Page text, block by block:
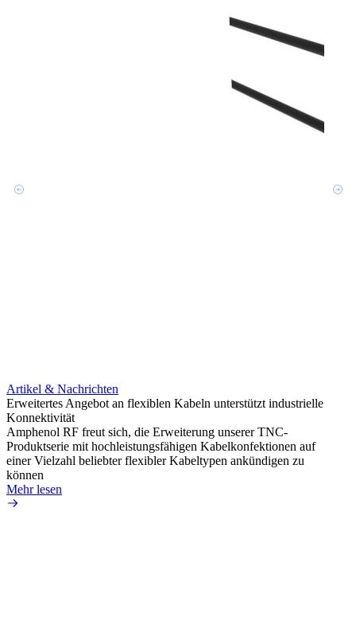
Artikel & Nachrichten
Erweitertes Angebot an flexiblen Kabeln unterstützt industrielle
Konnektivität
Amphenol RF freut sich, die Erweiterung unserer TNC-
Produktserie mit hochleistungsfähigen Kabelkonfektionen auf
einer Vielzahl beliebter flexibler Kabeltypen ankündigen zu
können
Mehr lesen